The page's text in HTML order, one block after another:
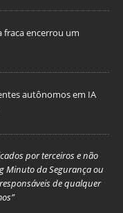
fraca encerrou um
autônomos em IA
por terceiros e não
Minuto da Segurança ou
de qualquer